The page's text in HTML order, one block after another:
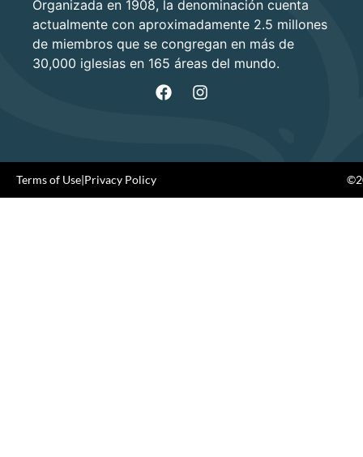
Organizada en 1908, la denominación cuenta
actualmente con aproximadamente 2.5 millones
de miembros que se congregan en más de
30,000 iglesias en 165 áreas del mundo.
Terms of Use|Privacy Policy